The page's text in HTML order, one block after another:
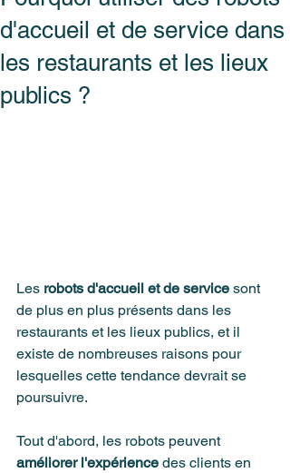
d'accueil et de service dans
les restaurants et les lieux
publics ?
Les robots d'accueil et de service sont
de plus en plus présents dans les
restaurants et les lieux publics, et il
existe de nombreuses raisons pour
lesquelles cette tendance devrait se
poursuivre.
Tout d'abord, les robots peuvent
améliorer l'expérience des clients en